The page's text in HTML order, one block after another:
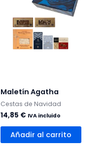
Maletín Agatha
Cestas de Navidad
14,85 € IVA incluido
Añadir al carrito